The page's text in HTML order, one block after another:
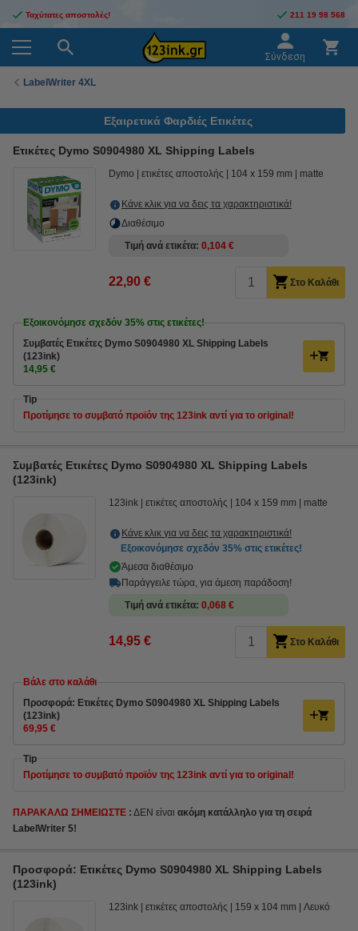
Ταχύτατες αποστολές! 211 19 98 568
Σύνδεση
LabelWriter 4XL
Εξαιρετικά Φαρδιές Ετικέτες
Ετικέτες Dymo S0904980 XL Shipping Labels
Dymo ετικέτες αποστολής 104 x 159 mm matte
Κάνε κλικ για να δεις τα χαρακτηριστικά!
Διαθέσιμο
Τιμή ανά ετικέτα 0,104 €
22,90 € Στο Καλάθι
Εξοικονόμησε σχεδόν 35% στις ετικέτες!
Συμβατές Ετικέτες Dymo S0904980 XL Shipping Labels
(123ink)
14,95 €
Tip
Προτίμησε το συμβατό προϊόν της 123ink αντί για το original!
Συμβατές Ετικέτες Dymo S0904980 XL Shipping Labels
(123ink)
123ink ετικέτες αποστολής 104 x 159 mm matte
Κάνε κλικ για να δεις τα χαρακτηριστικά!
Εξοικονόμησε σχεδόν 35% στις ετικέτες!
Άμεσα διαθέσιμο
Παράγγειλε τώρα, για άμεση παράδοση!
Τιμή ανά ετικέτα 0,068 €
14,95 € Στο Καλάθι
Βάλε στο καλάθι
Προσφορά: Ετικέτες Dymo S0904980 XL Shipping Labels
(123ink)
69,95 €
Tip
Προτίμησε το συμβατό προϊόν της 123ink αντί για το original!
ΠΑΡΑΚΑΛΩ ΣΗΜΕΙΩΣΤΕ : ΔΕΝ είναι ακόμη κατάλληλο για τη σειρά
LabelWriter 5!
Προσφορά: Ετικέτες Dymo S0904980 XL Shipping Labels
(123ink)
123ink ετικέτες αποστολής 159 x 104 mm Λευκό